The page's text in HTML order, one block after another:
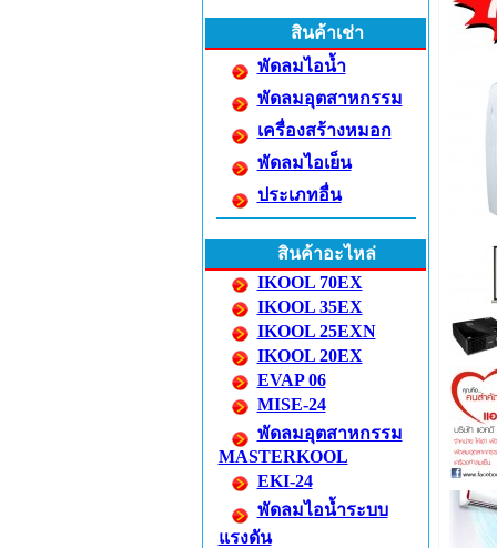
สินค้าเช่า
พัดลมไอน้ำ
พัดลมอุตสาหกรรม
เครื่องสร้างหมอก
พัดลมไอเย็น
ประเภทอื่น
สินค้าอะไหล่
IKOOL 70EX
IKOOL 35EX
IKOOL 25EXN
IKOOL 20EX
EVAP 06
MISE-24
พัดลมอุตสาหกรรม
MASTERKOOL
EKI-24
พัดลมไอน้ำระบบ
แรงดัน